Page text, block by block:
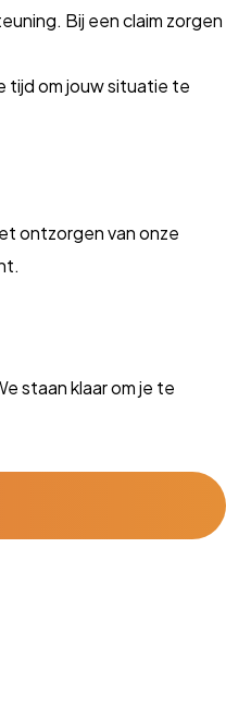
Bij een claim zorgen
tijd om jouw situatie te
ontzorgen van onze
staan klaar om je te